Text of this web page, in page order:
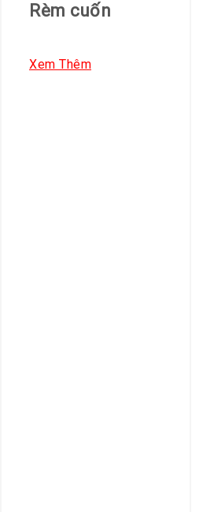
Rèm cuốn
Xem Thêm